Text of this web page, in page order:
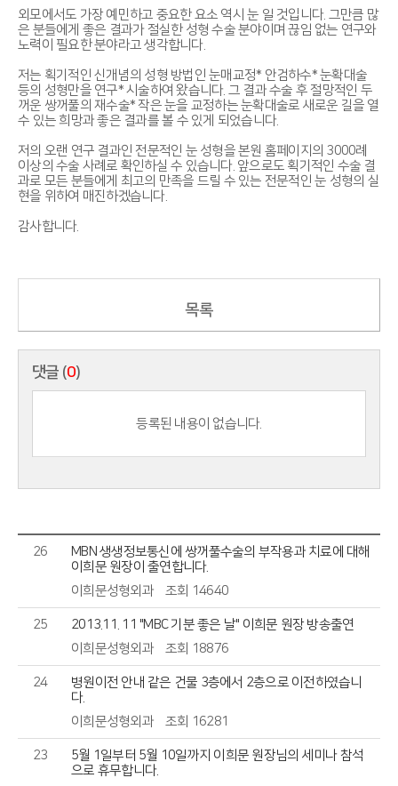
외모에서도 가장 예민하고 중요한 요소 역시 눈 일 것입니다. 그만큼 많
은 분들에게 좋은 결과가 절실한 성형 수술 분야이며 끊임 없는 연구와
노력이 필요한 분야라고 생각합니다.
저는 획기적인 신개념의 성형 방법인 눈매교정* 안검하수* 눈확대술
등의 성형만을 연구* 시술하여 왔습니다. 그 결과 수술 후 절망적인 두
꺼운 쌍꺼풀의 재수술* 작은 눈을 교정하는 눈확대술로 새로운 길을 열
수 있는 희망과 좋은 결과를 볼 수 있게 되었습니다.
저의 오랜 연구 결과인 전문적인 눈 성형을 본원 홈페이지의 3000례
이상의 수술 사례로 확인하실 수 있습니다. 앞으로도 획기적인 수술 결
과로 모든 분들에게 최고의 만족을 드릴 수 있는 전문적인 눈 성형의 실
현을 위하여 매진하겠습니다.
감사합니다.
목록
댓글 (0)
등록된 내용이 없습니다.
26
MBN 생생정보통신에 쌍꺼풀수술의 부작용과 치료에 대해
이희문 원장이 출연합니다.
이희문성형외과
조회 14640
25
2013.11. 11 "MBC 기분 좋은 날" 이희문 원장 방송출연
이희문성형외과
조회 18876
24
병원이전 안내 같은 건물 3층에서 2층으로 이전하였습니
다.
이희문성형외과
조회 16281
23
5월 1일부터 5월 10일까지 이희문 원장님의 세미나 참석
으로 휴무합니다.